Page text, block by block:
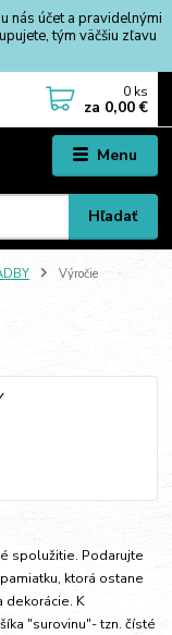
nás účet a pravidelnými
tým väčšiu zľavu
Menu
Hľadať
0 ks
za 0,00 €
Výročie
spolužitie. Podarujte
ktorá ostane
dekorácie. K
"surovinu"- tzn. čísté